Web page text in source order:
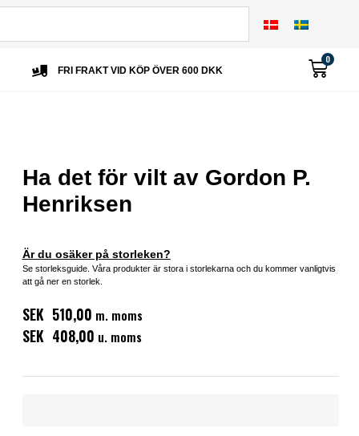
FRI FRAKT VID KÖP ÖVER 600 DKK
0
Ha det för vilt av Gordon P.
Henriksen
Är du osäker på storleken?
Se storleksguide. Våra produkter är stora i storlekarna och du kommer vanligtvis
att gå ner en storlek.
SEK 510,00 m. moms
SEK 408,00 u. moms